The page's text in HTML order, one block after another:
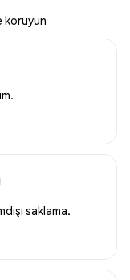
koruyun
saklama.